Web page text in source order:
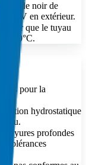
de noir de
UV en extérieur.
que le tuyau
à 20°C.
pour la
hydrostatique
rayures profondes
tolérances